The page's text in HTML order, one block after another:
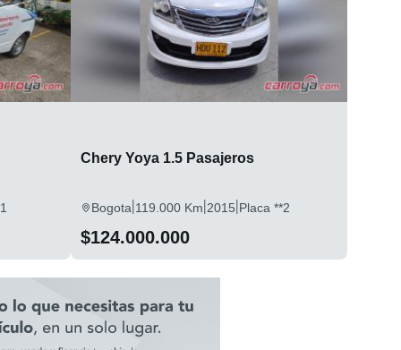
Chery Yoya 1.5 Pasajeros
Bogota|119.000 Km|2015|Placa **2
$124.000.000